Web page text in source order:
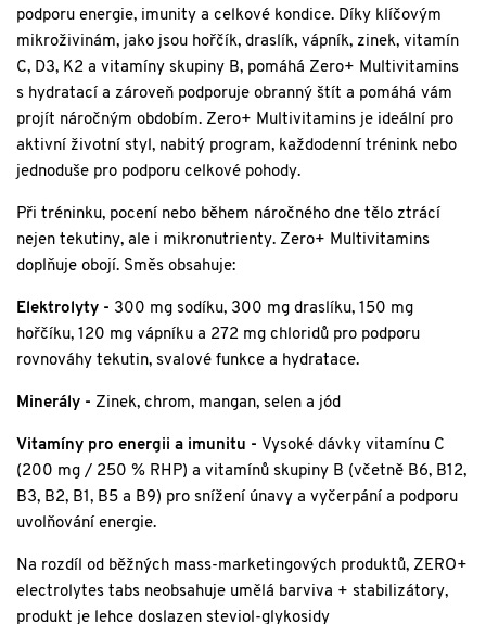
podporu energie, imunity a celkové kondice. Díky klíčovým
mikroživinám, jako jsou hořčík, draslík, vápník, zinek, vitamín
C, D3, K2 a vitamíny skupiny B, pomáhá Zero+ Multivitamins
s hydratací a zároveň podporuje obranný štít a pomáhá vám
projít náročným obdobím. Zero+ Multivitamins je ideální pro
aktivní životní styl, nabitý program, každodenní trénink nebo
jednoduše pro podporu celkové pohody.
Při tréninku, pocení nebo během náročného dne tělo ztrácí
nejen tekutiny, ale i mikronutrienty. Zero+ Multivitamins
doplňuje obojí. Směs obsahuje:
Elektrolyty - 300 mg sodíku, 300 mg draslíku, 150 mg
hořčíku, 120 mg vápníku a 272 mg chloridů pro podporu
rovnováhy tekutin, svalové funkce a hydratace.
Minerály - Zinek, chrom, mangan, selen a jód
Vitamíny pro energii a imunitu - Vysoké dávky vitamínu C
(200 mg / 250 % RHP) a vitamínů skupiny B (včetně B6, B12,
B3, B2, B1, B5 a B9) pro snížení únavy a vyčerpání a podporu
uvolňování energie.
Na rozdíl od běžných mass-marketingových produktů, ZERO+
electrolytes tabs neobsahuje umělá barviva + stabilizátory,
produkt je lehce doslazen steviol-glykosidy